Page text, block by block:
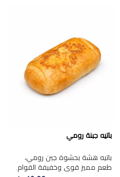
باتيه جبنة رومي
باتيه هشة بحشوة جبن رومي،
طعم مميز قوي وخفيفة القوام.